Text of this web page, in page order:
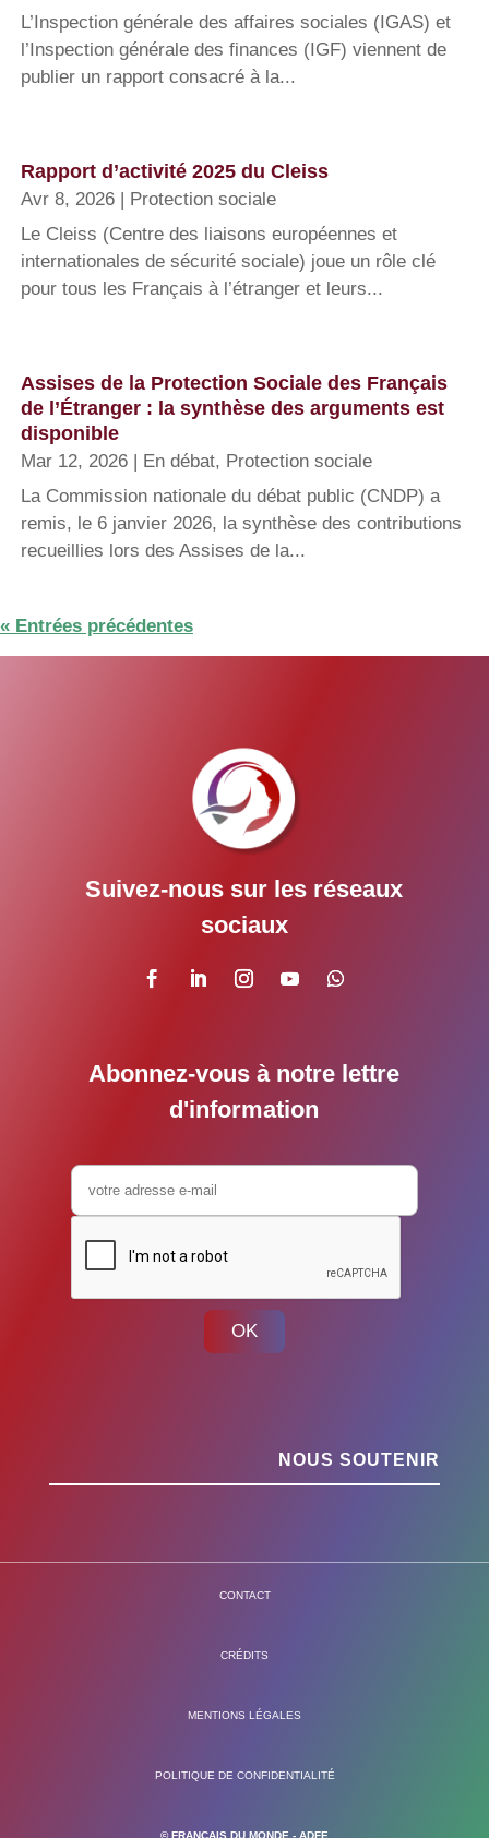
L’Inspection générale des affaires sociales (IGAS) et
l’Inspection générale des finances (IGF) viennent de
publier un rapport consacré à la...
Rapport d’activité 2025 du Cleiss
Avr 8, 2026
Protection sociale
Le Cleiss (Centre des liaisons européennes et
internationales de sécurité sociale) joue un rôle clé
pour tous les Français à l’étranger et leurs...
Assises de la Protection Sociale des Français
de l’Étranger : la synthèse des arguments est
disponible
Mar 12, 2026 En débat, Protection sociale
La Commission nationale du débat public (CNDP) a
remis, le 6 janvier 2026, la synthèse des contributions
recueillies lors des Assises de la...
« Entrées précédentes
Suivez-nous sur les réseaux
sociaux
Abonnez-vous à notre lettre
d'information
OK
NOUS SOUTENIR
CONTACT
CRÉDITS
MENTIONS LÉGALES
POLITIQUE DE CONFIDENTIALITÉ
© FRANÇAIS DU MONDE - ADFE